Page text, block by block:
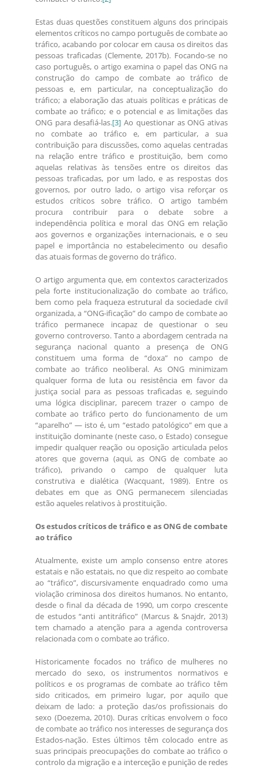
Estas duas questões constituem alguns dos principais
elementos críticos no campo português de combate ao
tráfico, acabando por colocar em causa os direitos das
pessoas traficadas (Clemente, 2017b). Focando-se no
caso português, o artigo examina o papel das ONG na
construção do campo de combate ao tráfico de
pessoas e, em particular, na conceptualização do
tráfico; a elaboração das atuais políticas e práticas de
combate ao tráfico; e o potencial e as limitações das
ONG para desafiá-las.[3] Ao questionar as ONG ativas
no combate ao tráfico e, em particular, a sua
contribuição para discussões, como aquelas centradas
na relação entre tráfico e prostituição, bem como
aquelas relativas às tensões entre os direitos das
pessoas traficadas, por um lado, e as respostas dos
governos, por outro lado, o artigo visa reforçar os
estudos críticos sobre tráfico. O artigo também
procura contribuir para o debate sobre a
independência política e moral das ONG em relação
aos governos e organizações internacionais, e o seu
papel e importância no estabelecimento ou desafio
das atuais formas de governo do tráfico.
O artigo argumenta que, em contextos caracterizados
pela forte institucionalização do combate ao tráfico,
bem como pela fraqueza estrutural da sociedade civil
organizada, a “ONG-ificação” do campo de combate ao
tráfico permanece incapaz de questionar o seu
governo controverso. Tanto a abordagem centrada na
segurança nacional quanto a presença de ONG
constituem uma forma de “doxa” no campo de
combate ao tráfico neoliberal. As ONG minimizam
qualquer forma de luta ou resistência em favor da
justiça social para as pessoas traficadas e, seguindo
uma lógica disciplinar, parecem trazer o campo de
combate ao tráfico perto do funcionamento de um
“aparelho” — isto é, um “estado patológico” em que a
instituição dominante (neste caso, o Estado) consegue
impedir qualquer reação ou oposição articulada pelos
atores que governa (aqui, as ONG de combate ao
tráfico), privando o campo de qualquer luta
construtiva e dialética (Wacquant, 1989). Entre os
debates em que as ONG permanecem silenciadas
estão aqueles relativos à prostituição.
Os estudos críticos de tráfico e as ONG de combate
ao tráfico
Atualmente, existe um amplo consenso entre atores
estatais e não estatais, no que diz respeito ao combate
ao “tráfico”, discursivamente enquadrado como uma
violação criminosa dos direitos humanos. No entanto,
desde o final da década de 1990, um corpo crescente
de estudos “anti antitráfico” (Marcus & Snajdr, 2013)
tem chamado a atenção para a agenda controversa
relacionada com o combate ao tráfico.
Historicamente focados no tráfico de mulheres no
mercado do sexo, os instrumentos normativos e
políticos e os programas de combate ao tráfico têm
sido criticados, em primeiro lugar, por aquilo que
deixam de lado: a proteção das/os profissionais do
sexo (Doezema, 2010). Duras críticas envolvem o foco
de combate ao tráfico nos interesses de segurança dos
Estados-nação. Estes últimos têm colocado entre as
suas principais preocupações do combate ao tráfico o
controlo da migração e a interceção e punição de redes